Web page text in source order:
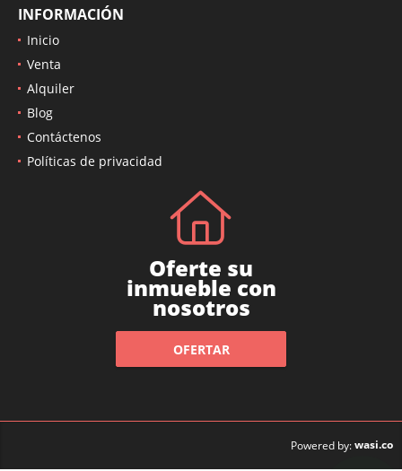
INFORMACIÓN
Inicio
Venta
Alquiler
Blog
Contáctenos
Políticas de privacidad
Oferte su
inmueble con
nosotros
OFERTAR
Powered by:wasi.co